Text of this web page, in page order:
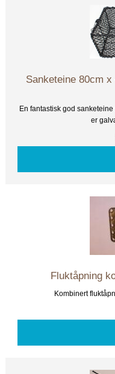
Sanketeine 80cm
En fantastisk god
er
Fluktåpning
Kombinert